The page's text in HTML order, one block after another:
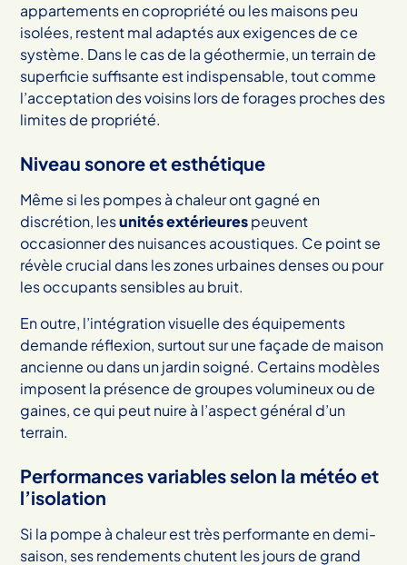
appartements en copropriété ou les maisons peu
isolées, restent mal adaptés aux exigences de ce
système. Dans le cas de la géothermie, un terrain de
superficie suffisante est indispensable, tout comme
l’acceptation des voisins lors de forages proches des
limites de propriété.
Niveau sonore et esthétique
Même si les pompes à chaleur ont gagné en
discrétion, lesunités extérieurespeuvent
occasionner des nuisances acoustiques. Ce point se
révèle crucial dans les zones urbaines denses ou pour
les occupants sensibles au bruit.
En outre, l’intégration visuelle des équipements
demande réflexion, surtout sur une façade de maison
ancienne ou dans un jardin soigné. Certains modèles
imposent la présence de groupes volumineux ou de
gaines, ce qui peut nuire à l’aspect général d’un
terrain.
Performances variables selon la météo et
l’isolation
Si la pompe à chaleur est très performante en demi-
saison, ses rendements chutent les jours de grand